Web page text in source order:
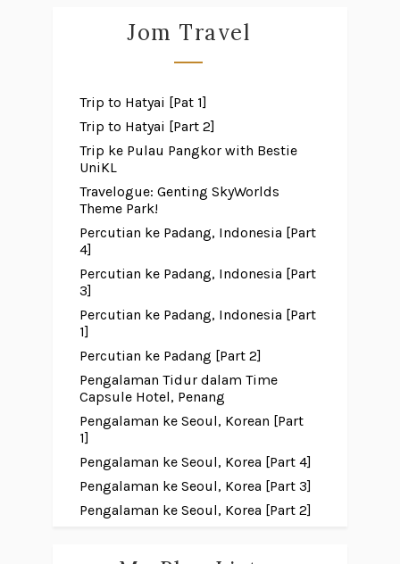
Jom Travel
Trip to Hatyai [Pat 1]
Trip to Hatyai [Part 2]
Trip ke Pulau Pangkor with Bestie
UniKL
Travelogue: Genting SkyWorlds
Theme Park!
Percutian ke Padang, Indonesia [Part
4]
Percutian ke Padang, Indonesia [Part
3]
Percutian ke Padang, Indonesia [Part
1]
Percutian ke Padang [Part 2]
Pengalaman Tidur dalam Time
Capsule Hotel, Penang
Pengalaman ke Seoul, Korean [Part
1]
Pengalaman ke Seoul, Korea [Part 4]
Pengalaman ke Seoul, Korea [Part 3]
Pengalaman ke Seoul, Korea [Part 2]